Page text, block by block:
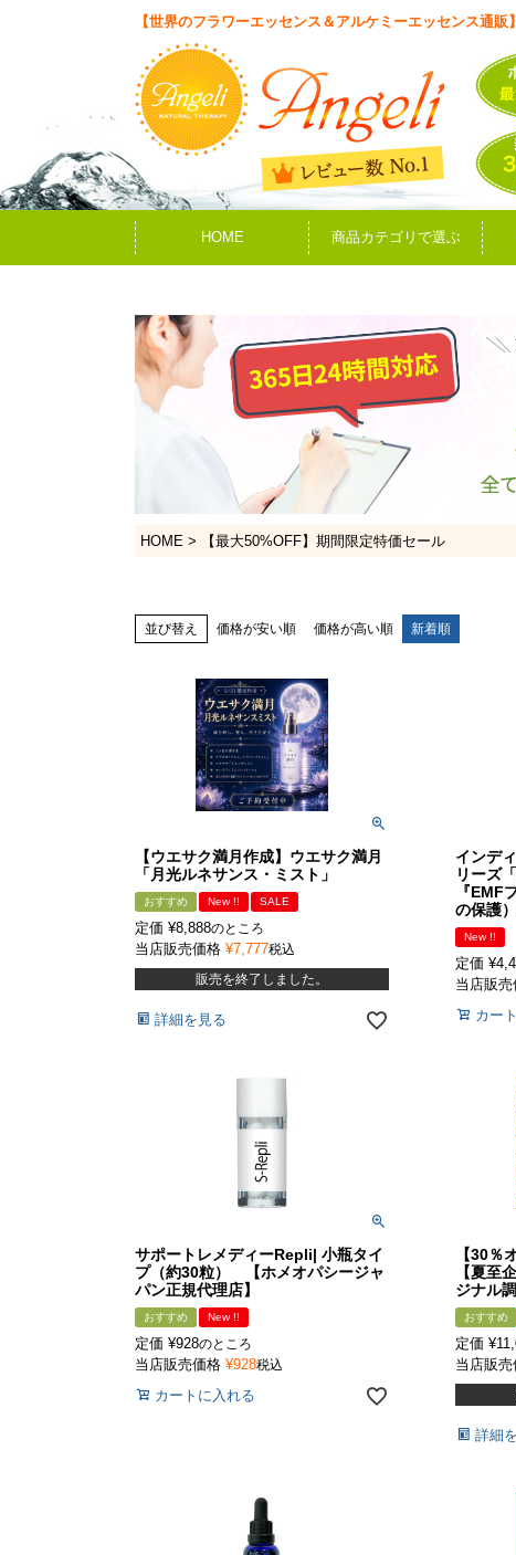
【世界のフラワーエッセンス＆アルケミーエッセンス通
HOME 商品カテゴリで選ぶ
HOME 【最大50%OFF】期間限定特価セール
並び替え 価格が安い順 価格が高い順 新着順
【ウエサク満月作成】ウエサク満月
「月光ルネサンス・ミスト」
おすすめ New !! SALE
定価 ¥8,888のところ
当店販売価格 ¥7,777税込
販売を終了しました。
詳細を見る
インデ
リーズ
『EMF
の保護）
New !!
定価 ¥
当店販売
カー
サポートレメディーRepli| 小瓶タイ
プ（約30粒） 【ホメオパシージャ
パン正規代理店】
おすすめ New !!
定価 ¥928のところ
当店販売価格 ¥928税込
カートに入れる
【30％
【夏至
ジナル
おすすめ
定価 ¥
当店販売
詳細